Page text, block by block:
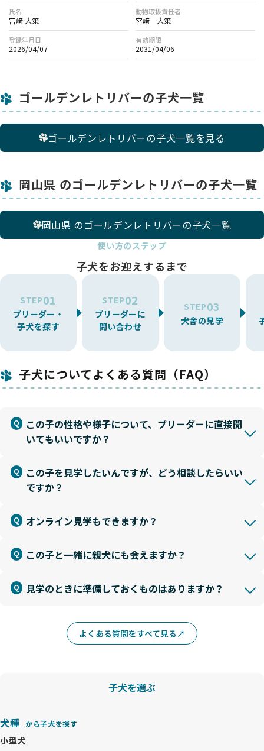
氏名
宮﨑 大策
動物取扱責任者
宮﨑 大策
登録年月日
2026/04/07
有効期限
2031/04/06
ゴールデンレトリバーの子犬一覧
ゴールデンレトリバーの子犬一覧を見る
岡山県 のゴールデンレトリバーの子犬一覧
岡山県 のゴールデンレトリバーの子犬一覧
使い方のステップ
子犬をお迎えするまで
STEP01
ブリーダー・
子犬を探す
STEP02
ブリーダーに
問い合わせ
STEP03
犬舎の見学
子犬についてよくある質問（FAQ）
この子の性格や様子について、ブリーダーに直接聞
いてもいいですか？
この子を見学したいんですが、どう相談したらいい
ですか？
オンライン見学もできますか？
この子と一緒に親犬にも会えますか？
見学のときに準備しておくものはありますか？
よくある質問をすべて見る
子犬を選ぶ
犬種 から子犬を探す
小型犬